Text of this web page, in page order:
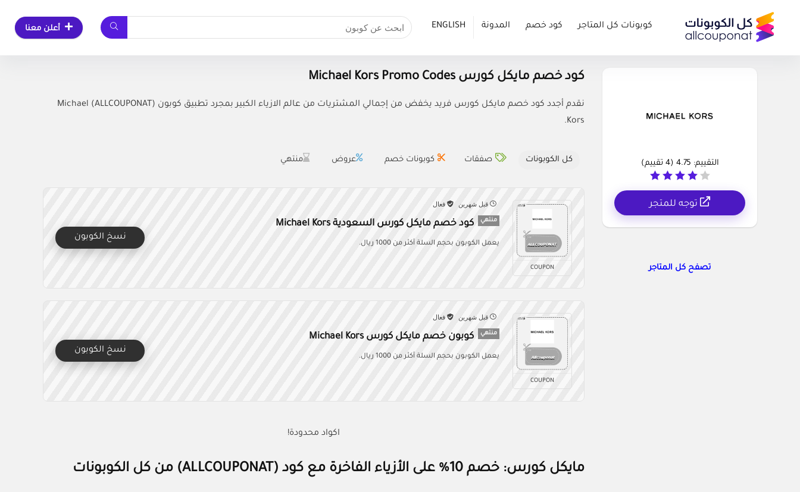
كوبونات كل المتاجر كود خصم المدونة ENGLISH أعلن معنا
كود خصم مايكل كورس Michael Kors Promo Codes
نقدم أجدد كود خصم مايكل كورس فريد يخفض من إجمالي المشتريات من عالم الازياء الكبير بمجرد تطبيق كوبون (ALLCOUPONAT) Michael
Kors.
التقييم: 4.75
(
4 تقييم)
توجه للمتجر
كل الكوبونات صفقات كوبونات خصم عروض منتهي
COUPON
قبل شهرين فعال
منتهي كود خصم مايكل كورس السعودية Michael Kors
يعمل الكوبون بحجم السلة أكثر من 1000 ريال.
نسخ الكوبون
COUPON
قبل شهرين فعال
منتهي كوبون خصم مايكل كورس Michael Kors
يعمل الكوبون بحجم السلة أكثر من 1000 ريال.
نسخ الكوبون
اكواد محدودة!
مايكل كورس: خصم 10% على الأزياء الفاخرة مع كود (ALLCOUPONAT) من كل الكوبونات
تصفح كل المتاجر